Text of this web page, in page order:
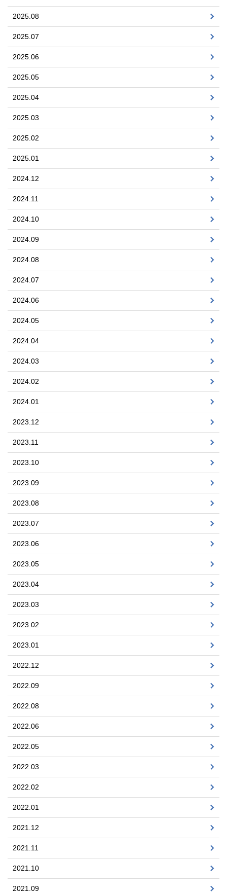
2025.08
2025.07
2025.06
2025.05
2025.04
2025.03
2025.02
2025.01
2024.12
2024.11
2024.10
2024.09
2024.08
2024.07
2024.06
2024.05
2024.04
2024.03
2024.02
2024.01
2023.12
2023.11
2023.10
2023.09
2023.08
2023.07
2023.06
2023.05
2023.04
2023.03
2023.02
2023.01
2022.12
2022.09
2022.08
2022.06
2022.05
2022.03
2022.02
2022.01
2021.12
2021.11
2021.10
2021.09